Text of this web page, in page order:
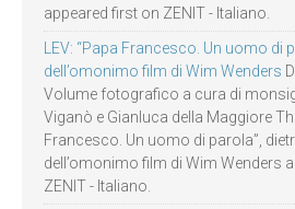
appeared first on ZENIT - Italiano.
LEV: “Papa Francesco. Un uomo di
dell’omonimo film di Wim Wenders
Volume fotografico a cura di
Viganò e Gianluca della Maggiore
Francesco. Un uomo di parola”,
dell’omonimo film di Wim Wenders
ZENIT - Italiano.